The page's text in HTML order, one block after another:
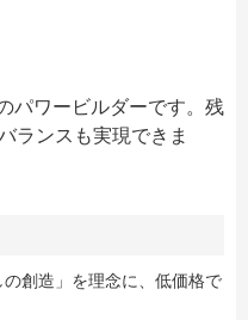
パワービルダーです。残
ランスも実現できま
創造」を理念に、低価格で